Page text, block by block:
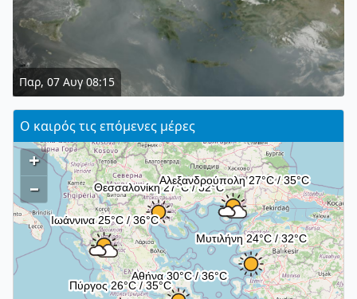
Παρ, 07 Αυγ 08:15
Ο καιρός τις επόμενες μέρες
+
–